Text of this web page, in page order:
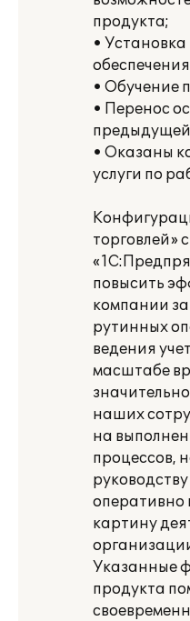
продукта;
•
• Обучение
• Перенос
предыдущей
• Оказаны
услуги по
торговлей»
повысить
компании
рутинных
ведения
масштабе
наших
на
процессов,
оперативно
картину
Указанные
продукта